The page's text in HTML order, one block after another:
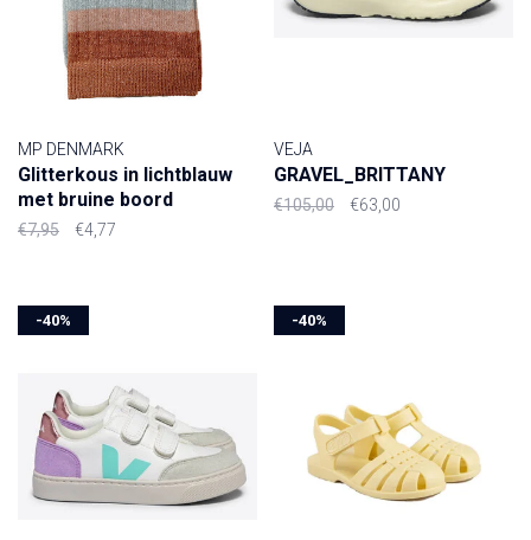
MP DENMARK
Glitterkous in lichtblauw
met bruine boord
€7,95 €4,77
VEJA
GRAVEL_BRITTANY
€105,00 €63,00
-40% -40%